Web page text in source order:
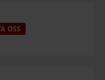
OSS